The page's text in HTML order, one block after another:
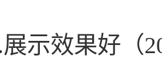
展示效果好（